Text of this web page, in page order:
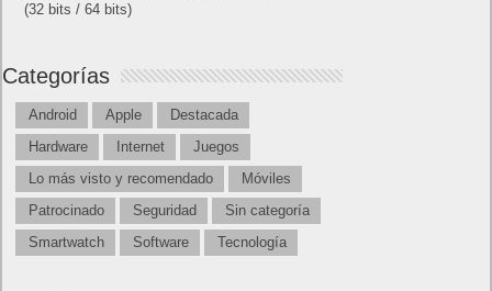
(32 bits / 64 bits)
Categorías
Android Apple
Destacada
Hardware
Internet
Juegos
Lo más visto y recomendado
Móviles
Patrocinado
Seguridad
Sin categoría
Smartwatch
Software Tecnología